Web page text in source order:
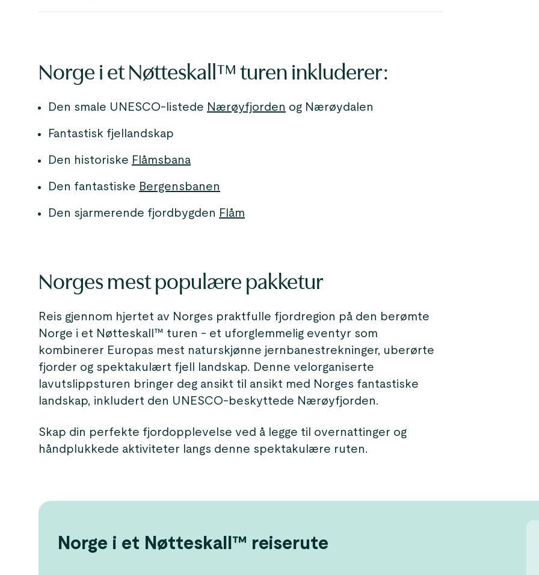
Norge i et Nøtteskall™ turen inkluderer:
Den smale UNESCO-listede Nærøyfjorden og Nærøydalen
Fantastisk fjellandskap
Den historiske Flåmsbana
Den fantastiske Bergensbanen
Den sjarmerende fjordbygden Flåm
Norges mest populære pakketur
Reis gjennom hjertet av Norges praktfulle fjordregion på den berømte
Norge i et Nøtteskall™ turen - et uforglemmelig eventyr som
kombinerer Europas mest naturskjønne jernbanestrekninger, uberørte
fjorder og spektakulært fjell landskap. Denne velorganiserte
lavutslippsturen bringer deg ansikt til ansikt med Norges fantastiske
landskap, inkludert den UNESCO-beskyttede Nærøyfjorden.
Skap din perfekte fjordopplevelse ved å legge til overnattinger og
håndplukkede aktiviteter langs denne spektakulære ruten.
Norge i et Nøtteskall™ reiserute